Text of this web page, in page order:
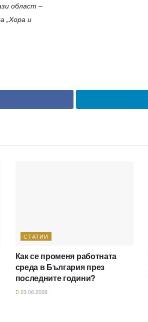
област –
„Хора и
СТАТИИ
Как се променя работната
среда в България през
последните години?
23.06.2026